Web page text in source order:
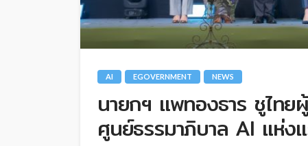
AI EGOVERNMENT NEWS
นายกฯ แพทองธาร ชูไท
ศูนย์ธรรมาภิบาล AI แห่งแ